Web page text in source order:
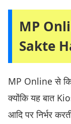
MP
Sakte
MP Online से
क्योंकि यह बात
आदि पर निर्भर